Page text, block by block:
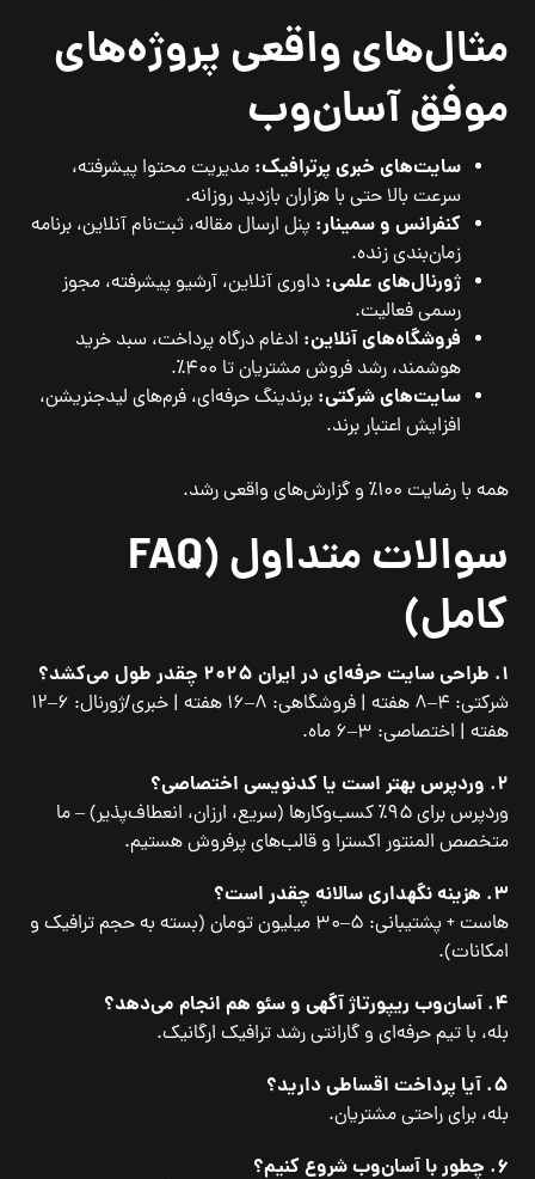
مثال‌های واقعی پروژه‌های
موفق آسان‌وب
سایت‌های خبری پرترافیک: مدیریت محتوا پیشرفته،
سرعت بالا حتی با هزاران بازدید روزانه.
کنفرانس و سمینار: پنل ارسال مقاله، ثبت‌نام آنلاین، برنامه
زمان‌بندی زنده.
ژورنال‌های علمی: داوری آنلاین، آرشیو پیشرفته، مجوز
رسمی فعالیت.
فروشگاه‌های آنلاین: ادغام درگاه پرداخت، سبد خرید
هوشمند، رشد فروش مشتریان تا ۴۰۰٪.
سایت‌های شرکتی: برندینگ حرفه‌ای، فرم‌های لیدجنریشن،
افزایش اعتبار برند.
همه با رضایت ۱۰۰٪ و گزارش‌های واقعی رشد.
سوالات متداول (FAQ
کامل)
۱. طراحی سایت حرفه‌ای در ایران ۲۰۲۵ چقدر طول می‌کشد؟
شرکتی: ۴–۸ هفته | فروشگاهی: ۸–۱۶ هفته | خبری/ژورنال: ۶–۱۲
هفته | اختصاصی: ۳–۶ ماه.
۲. وردپرس بهتر است یا کدنویسی اختصاصی؟
وردپرس برای ۹۵٪ کسب‌وکارها (سریع، ارزان، انعطاف‌پذیر) – ما
متخصص المنتور اکسترا و قالب‌های پرفروش هستیم.
۳. هزینه نگهداری سالانه چقدر است؟
هاست + پشتیبانی: ۵–۳۰ میلیون تومان (بسته به حجم ترافیک و
امکانات).
۴. آسان‌وب ریپورتاژ آگهی و سئو هم انجام می‌دهد؟
بله، با تیم حرفه‌ای و گارانتی رشد ترافیک ارگانیک.
۵. آیا پرداخت اقساطی دارید؟
بله، برای راحتی مشتریان.
۶. چطور با آسان‌وب شروع کنیم؟